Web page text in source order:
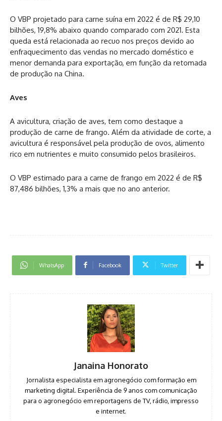
O VBP projetado para carne suína em 2022 é de R$ 29,10
bilhões, 19,8% abaixo quando comparado com 2021. Esta
queda está relacionada ao recuo nos preços devido ao
enfraquecimento das vendas no mercado doméstico e
menor demanda para exportação, em função da retomada
de produção na China.
Aves
A avicultura, criação de aves, tem como destaque a
produção de carne de frango. Além da atividade de corte, a
avicultura é responsável pela produção de ovos, alimento
rico em nutrientes e muito consumido pelos brasileiros.
O VBP estimado para a carne de frango em 2022 é de R$
87,486 bilhões, 1,3% a mais que no ano anterior.
WhatsApp Facebook Twitter
Janaina Honorato
Jornalista especialista em agronegócio com formação em
marketing digital. Experiência de 9 anos com comunicação
para o agronegócio em reportagens de TV, rádio, impresso
e internet.